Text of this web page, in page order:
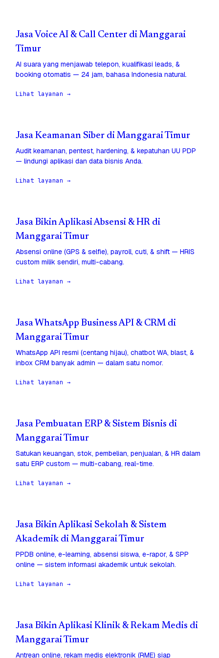
Jasa Voice AI & Call Center di Manggarai
Timur
AI suara yang menjawab telepon, kualifikasi leads, &
booking otomatis — 24 jam, bahasa Indonesia natural.
Lihat layanan →
Jasa Keamanan Siber di Manggarai Timur
Audit keamanan, pentest, hardening, & kepatuhan UU PDP
— lindungi aplikasi dan data bisnis Anda.
Lihat layanan →
Jasa Bikin Aplikasi Absensi & HR di
Manggarai Timur
Absensi online (GPS & selfie), payroll, cuti, & shift — HRIS
custom milik sendiri, multi-cabang.
Lihat layanan →
Jasa WhatsApp Business API & CRM di
Manggarai Timur
WhatsApp API resmi (centang hijau), chatbot WA, blast, &
inbox CRM banyak admin — dalam satu nomor.
Lihat layanan →
Jasa Pembuatan ERP & Sistem Bisnis di
Manggarai Timur
Satukan keuangan, stok, pembelian, penjualan, & HR dalam
satu ERP custom — multi-cabang, real-time.
Lihat layanan →
Jasa Bikin Aplikasi Sekolah & Sistem
Akademik di Manggarai Timur
PPDB online, e-learning, absensi siswa, e-rapor, & SPP
online — sistem informasi akademik untuk sekolah.
Lihat layanan →
Jasa Bikin Aplikasi Klinik & Rekam Medis di
Manggarai Timur
Antrean online, rekam medis elektronik (RME) siap